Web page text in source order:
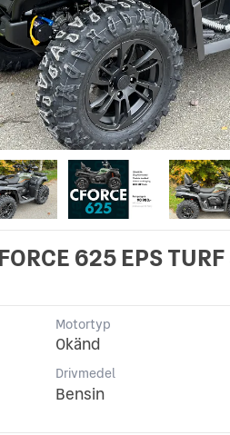
625 EPS
Motortyp
Okänd
Drivmedel
Bensin